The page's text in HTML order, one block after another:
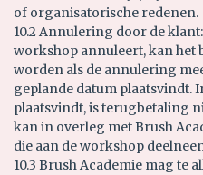
of organisatorische redenen.
10.2 Annulering door de
workshop annuleert, kan het
worden als de annulering
geplande datum plaatsvindt.
plaatsvindt, is terugbetaling
kan in overleg met Brush
die aan de workshop
10.3 Brush Academie mag te